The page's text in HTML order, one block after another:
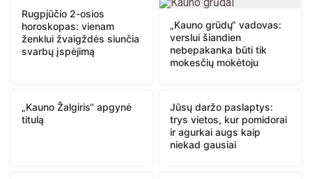
Rugpjūčio 2-osios
horoskopas: vienam
ženklui žvaigždės siunčia
svarbų įspėjimą
„Kauno grūdų“ vadovas:
verslui šiandien
nebepakanka būti tik
mokesčių mokėtoju
„Kauno Žalgiris“ apgynė
titulą
Jūsų daržo paslaptys:
trys vietos, kur pomidorai
ir agurkai augs kaip
niekad gausiai